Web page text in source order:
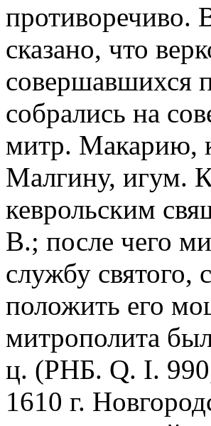
противоречиво.
сказано, что
совершавшихся
собрались на
митр. Макарию,
Малгину, игум.
кеврольским
В.; после чего
службу святого,
положить его
митрополита
ц. (РНБ. Q. I.
1610 г.